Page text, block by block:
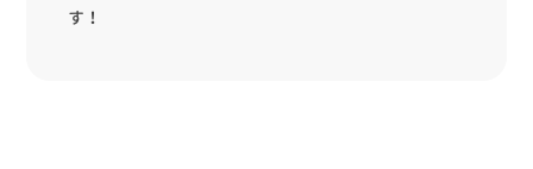
す！